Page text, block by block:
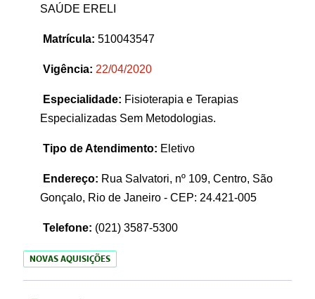
SAÚDE ERELI
Matrícula: 510043547
Vigência: 22/04/2020
Especialidade: Fisioterapia e Terapias
Especializadas Sem Metodologias.
Tipo de Atendimento: Eletivo
Endereço: Rua Salvatori, nº 109, Centro, São
Gonçalo, Rio de Janeiro - CEP: 24.421-005
Telefone: (021) 3587-5300
NOVAS AQUISIÇÕES